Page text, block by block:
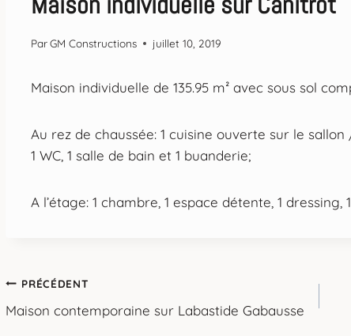
ParGM Constructions juillet 10, 2019
Maison individuelle de 135.95 m² avec sous sol
Au rez de chaussée: 1 cuisine ouverte sur le
1 WC, 1 salle de bain et 1 buanderie;
A l’étage: 1 chambre, 1 espace détente, 1 dressing,
Navigation
de
PRÉCÉDENT
Maison contemporaine sur Labastide Gabausse